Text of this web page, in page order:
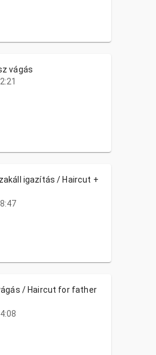
vágás
igazítás / Haircut +
/ Haircut for father